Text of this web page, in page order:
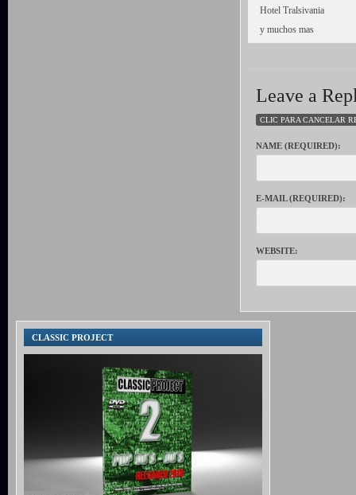
Hotel Tralsivania
y muchos mas
Leave a
CLIC PARA CANCELAR
NAME (REQUIRED):
E-MAIL (REQUIRED):
WEBSITE:
CLASSIC PROJECT